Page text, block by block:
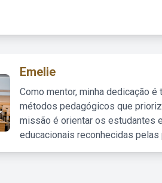
Emelie
Como mentor, minha dedicação
métodos pedagógicos que
missão é orientar os estudantes
educacionais reconhecidas